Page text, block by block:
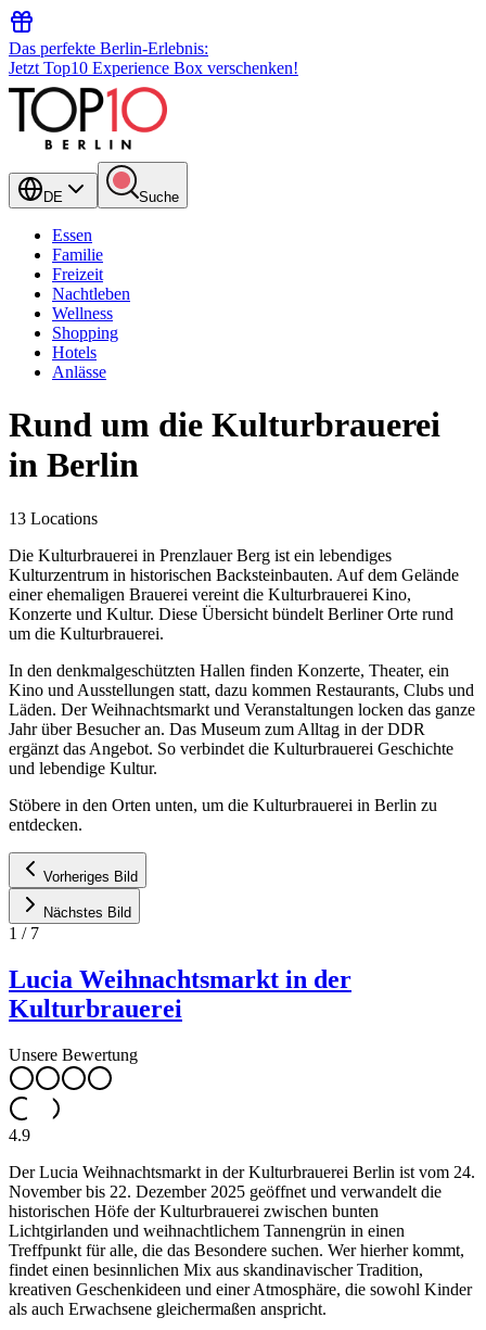
Das perfekte Berlin-Erlebnis:
Jetzt Top10 Experience Box verschenken!
DE Suche
Essen
Familie
Freizeit
Nachtleben
Wellness
Shopping
Hotels
Anlässe
Rund um die Kulturbrauerei
in Berlin
13 Locations
Die Kulturbrauerei in Prenzlauer Berg ist ein lebendiges
Kulturzentrum in historischen Backsteinbauten. Auf dem Gelände
einer ehemaligen Brauerei vereint die Kulturbrauerei Kino,
Konzerte und Kultur. Diese Übersicht bündelt Berliner Orte rund
um die Kulturbrauerei.
In den denkmalgeschützten Hallen finden Konzerte, Theater, ein
Kino und Ausstellungen statt, dazu kommen Restaurants, Clubs und
Läden. Der Weihnachtsmarkt und Veranstaltungen locken das ganze
Jahr über Besucher an. Das Museum zum Alltag in der DDR
ergänzt das Angebot. So verbindet die Kulturbrauerei Geschichte
und lebendige Kultur.
Stöbere in den Orten unten, um die Kulturbrauerei in Berlin zu
entdecken.
Vorheriges Bild
Nächstes Bild
1 / 7
Lucia Weihnachtsmarkt in der
Kulturbrauerei
Unsere Bewertung
4.9
Der Lucia Weihnachtsmarkt in der Kulturbrauerei Berlin ist vom 24.
November bis 22. Dezember 2025 geöffnet und verwandelt die
historischen Höfe der Kulturbrauerei zwischen bunten
Lichtgirlanden und weihnachtlichem Tannengrün in einen
Treffpunkt für alle, die das Besondere suchen. Wer hierher kommt,
findet einen besinnlichen Mix aus skandinavischer Tradition,
kreativen Geschenkideen und einer Atmosphäre, die sowohl Kinder
als auch Erwachsene gleichermaßen anspricht.